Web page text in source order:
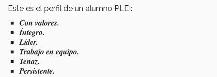
Este es el perfil de un alumno PLEI:
Con valores.
Íntegro.
Líder.
Trabajo en equipo.
Tenaz.
Persistente.